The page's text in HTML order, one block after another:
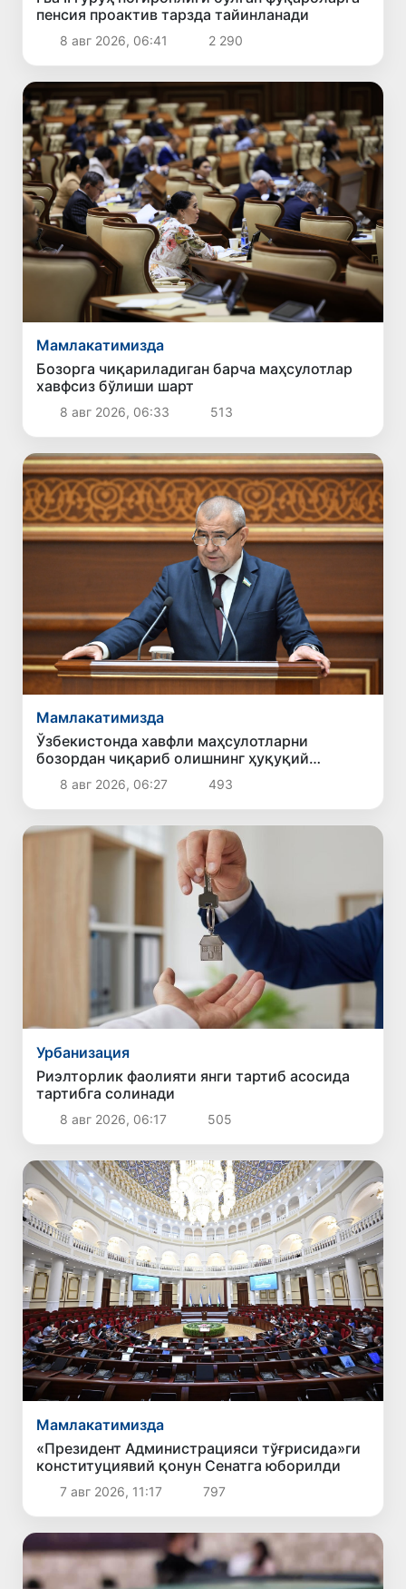
пенсия проактив тарзда тайинланади
8 авг 2026, 06:41 2 290
Мамлакатимизда
Бозорга чиқариладиган барча маҳсулотлар
хавфсиз бўлиши шарт
8 авг 2026, 06:33 513
Мамлакатимизда
Ўзбекистонда хавфли маҳсулотларни
бозордан чиқариб олишнинг ҳуқуқий
механизми белгиланади
8 авг 2026, 06:27 493
Урбанизация
Риэлторлик фаолияти янги тартиб асосида
тартибга солинади
8 авг 2026, 06:17 505
Мамлакатимизда
«Президент Администрацияси тўғрисида»ги
конституциявий қонун Сенатга юборилди
7 авг 2026, 11:17 797